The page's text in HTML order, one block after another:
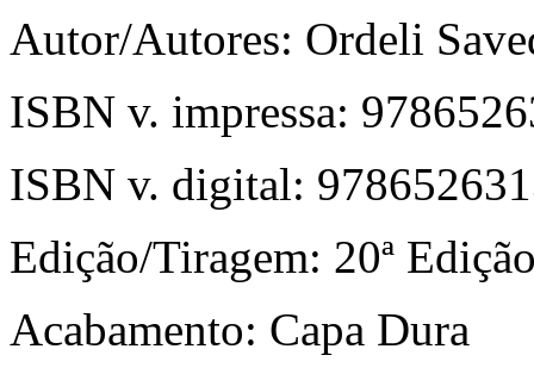
Autor/Autores: Ordeli
ISBN v. impressa:
ISBN v. digital:
Edição/Tiragem: 20ª
Acabamento: Capa Dura